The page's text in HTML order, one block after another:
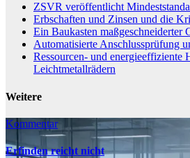
ZSVR veröffentlicht
Erbschaften und Zinsen und die
Ein Baukasten maßgeschneiderter
Automatisierte Anschlussprüfung
Ressourcen- und energieeffiziente
Leichtmetallrädern
Weitere
Kommentar
Erfinden reicht nicht